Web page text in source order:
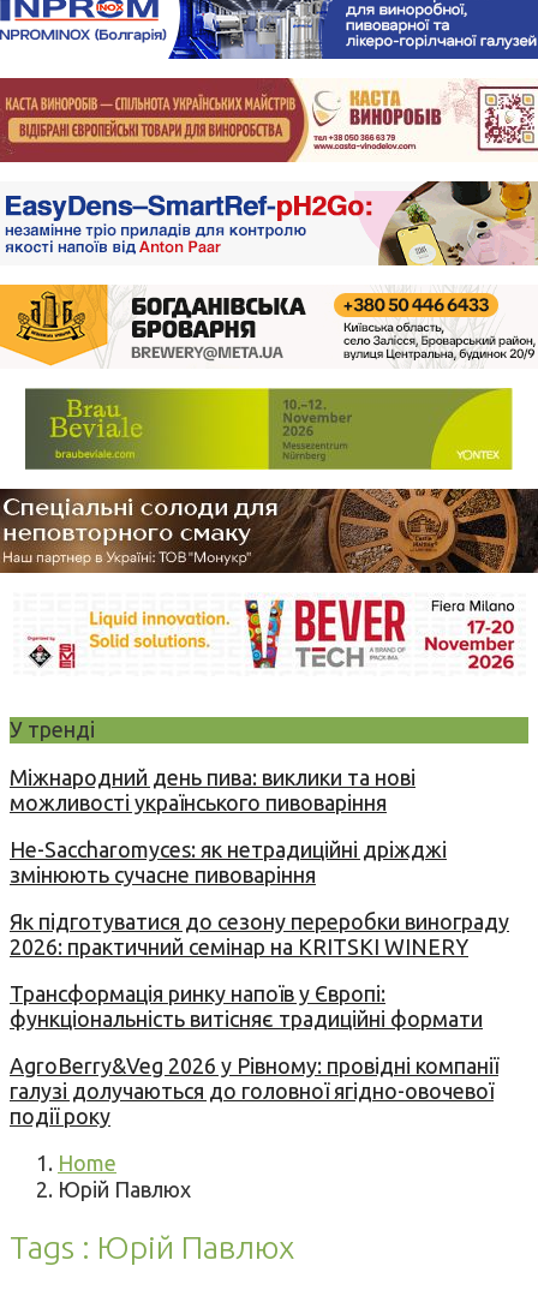
У тренді
Міжнародний день пива: виклики та нові
можливості українського пивоваріння
Не-Saccharomyces: як нетрадиційні дріжджі
змінюють сучасне пивоваріння
Як підготуватися до сезону переробки винограду
2026: практичний семінар на KRITSKI WINERY
Трансформація ринку напоїв у Європі:
функціональність витісняє традиційні формати
AgroBerry&Veg 2026 у Рівному: провідні компанії
галузі долучаються до головної ягідно-овочевої
події року
Home
Юрій Павлюх
Tags : Юрій Павлюх